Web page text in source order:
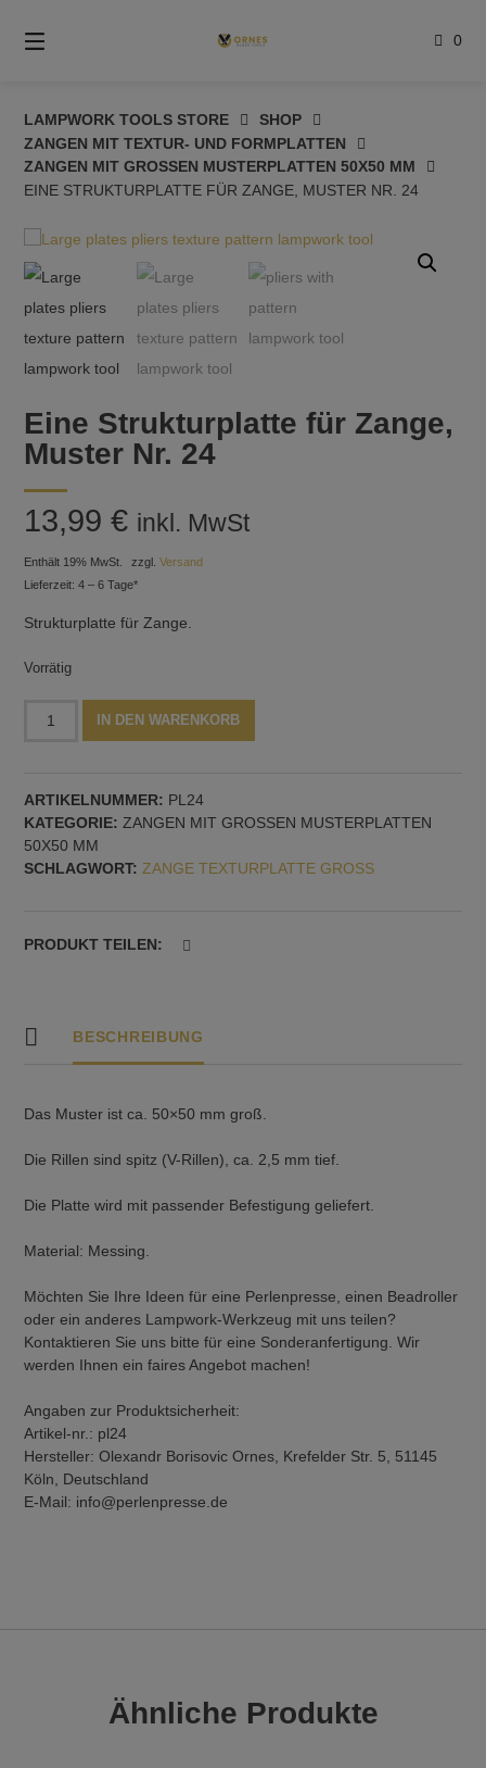
zum
Inhalt
0
LAMPWORK TOOLS STORE
SHOP
ZANGEN MIT TEXTUR- UND FORMPLATTEN
ZANGEN MIT GROSSEN MUSTERPLATTEN 50X50 MM
EINE STRUKTURPLATTE FÜR ZANGE, MUSTER NR. 24
Eine Strukturplatte für Zange,
Muster Nr. 24
13,99€ inkl. MwSt
Enthält 19% MwSt. zzgl.Versand
Lieferzeit: 4 – 6 Tage*
Strukturplatte für Zange.
Vorrätig
Strukturplatte
Muster
Nr.
24
Menge
IN DEN WARENKORB
ARTIKELNUMMER: PL24
KATEGORIE: ZANGEN MIT GROSSEN MUSTERPLATTEN 5
0X50 MM
SCHLAGWORT: ZANGE TEXTURPLATTE GROSS
PRODUKT TEILEN:
BESCHREIBUNG
Das Muster ist ca. 50×50 mm groß.
Die Rillen sind spitz (V-Rillen), ca. 2,5 mm tief.
Die Platte wird mit passender Befestigung geliefert.
Material: Messing.
Möchten Sie Ihre Ideen für eine Perlenpresse, einen Beadroller
oder ein anderes Lampwork-Werkzeug mit uns teilen?
Kontaktieren Sie uns bitte für eine Sonderanfertigung. Wir
werden Ihnen ein faires Angebot machen!
Angaben zur Produktsicherheit:
Artikel-nr.: pl24
Hersteller: Olexandr Borisovic Ornes, Krefelder Str. 5, 51145
Köln, Deutschland
E-Mail: info@perlenpresse.de
Ähnliche Produkte